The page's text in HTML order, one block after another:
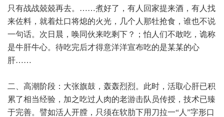
只有战战兢兢再去。……煮好了，有人回家提来酒，有人找
来佐料，就着灶口将熄的火光，几个人那牡抢食，谁也不说
一句话。次日晨，唤同伙来吃剩下？；怕人们不敢吃，诡称
是牛肝牛心。待吃完后才得意洋洋宣布吃的是某某的心
肝……
二、高潮阶段：大张旗鼓，轰轰烈烈。此时，活取心肝已积
累了相当经验，加之吃过人肉的老游击队员传授，技术已臻
于完善。譬如活人开膛，只须在软肋下用刀拉一“人”字形口